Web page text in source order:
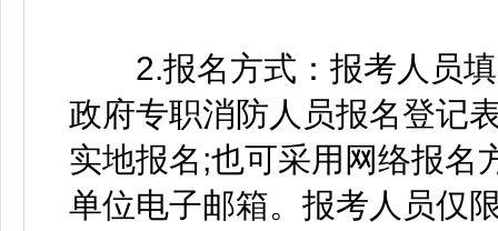
2.报名方式：报考人员填
政府专职消防人员报名登记
实地报名;也可采用网络报名
单位电子邮箱。报考人员仅